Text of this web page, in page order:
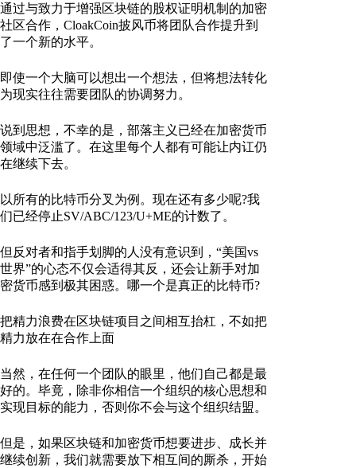
通过与致力于增强区块链的股权证明机制的加密
社区合作，CloakCoin披风币将团队合作提升到
了一个新的水平。
即使一个大脑可以想出一个想法，但将想法转化
为现实往往需要团队的协调努力。
说到思想，不幸的是，部落主义已经在加密货币
领域中泛滥了。在这里每个人都有可能让内讧仍
在继续下去。
以所有的比特币分叉为例。现在还有多少呢?我
们已经停止SV/ABC/123/U+ME的计数了。
但反对者和指手划脚的人没有意识到，“美国vs
世界”的心态不仅会适得其反，还会让新手对加
密货币感到极其困惑。哪一个是真正的比特币?
把精力浪费在区块链项目之间相互抬杠，不如把
精力放在在合作上面
当然，在任何一个团队的眼里，他们自己都是最
好的。毕竟，除非你相信一个组织的核心思想和
实现目标的能力，否则你不会与这个组织结盟。
但是，如果区块链和加密货币想要进步、成长并
继续创新，我们就需要放下相互间的厮杀，开始